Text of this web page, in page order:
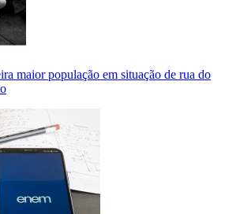
maior população em situação de rua do